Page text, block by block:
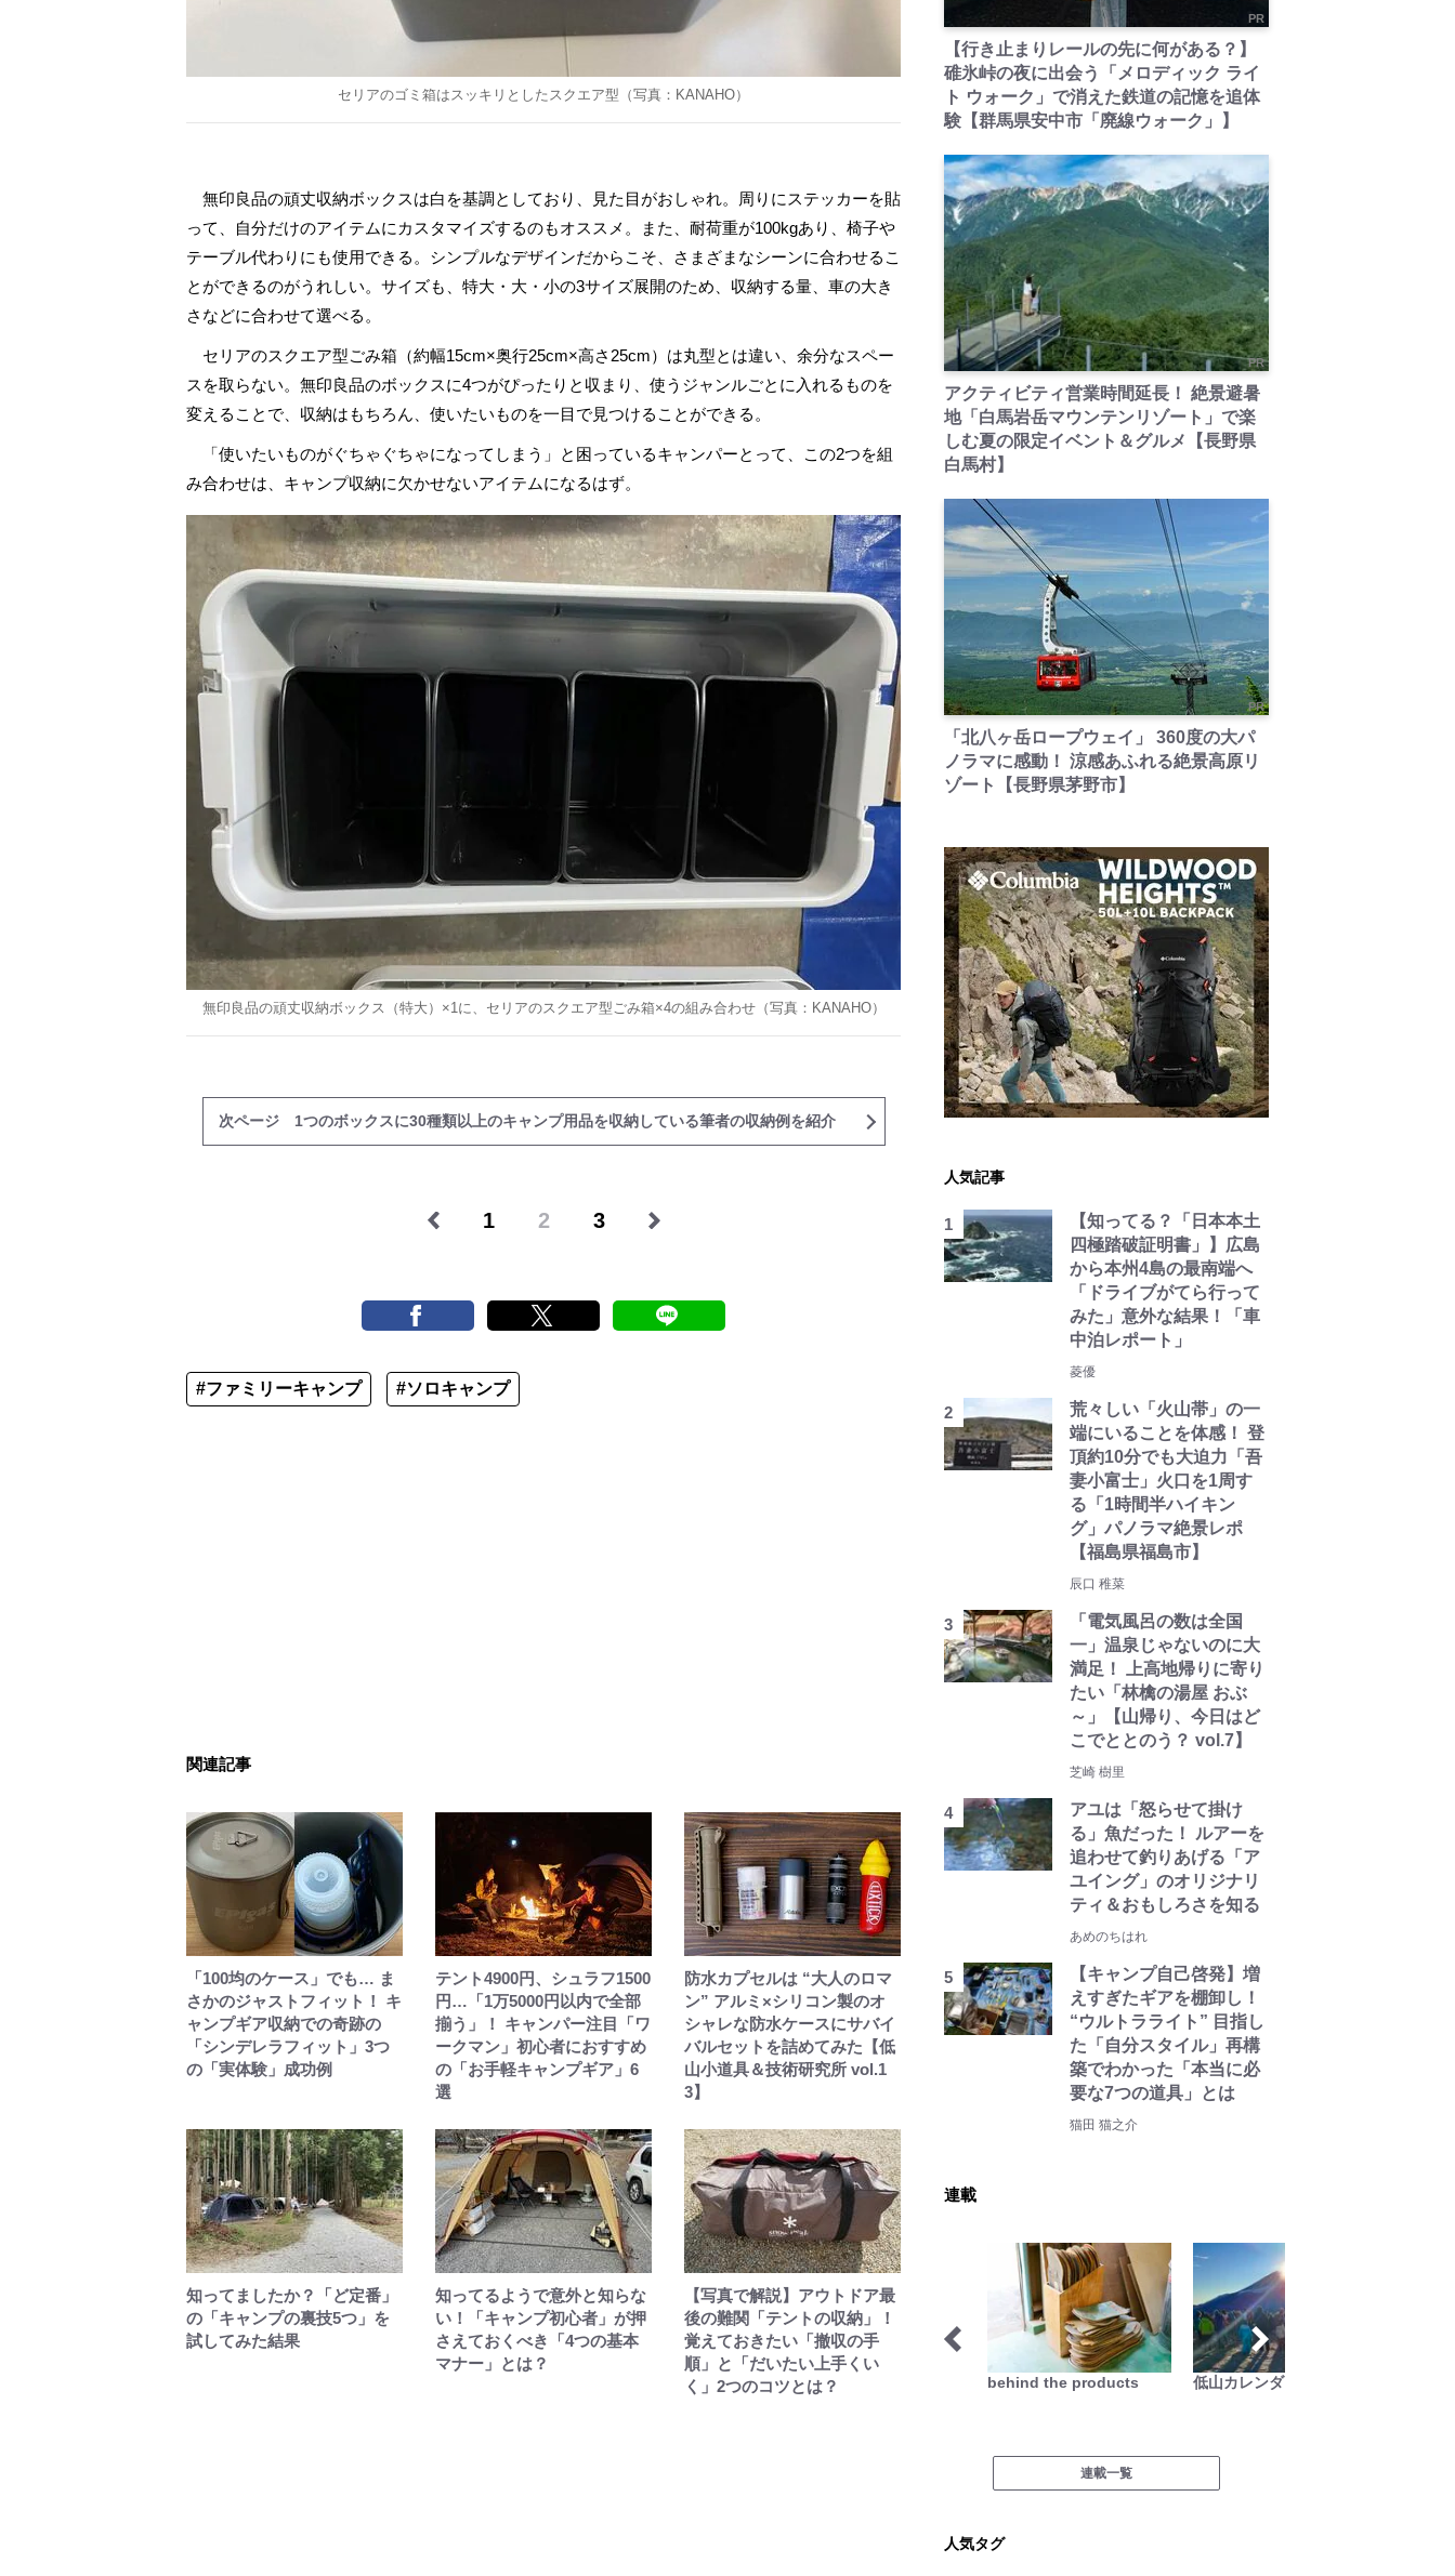
セリアのゴミ箱はスッキリとしたスクエア型（写真： KANAHO）
無印良品の頑丈収納ボックスは白を基調としており、見た目がおしゃれ。周りにステッカーを貼
って、自分だけのアイテムにカスタマイズするのもオススメ。また、耐荷重が100kgあり、椅子や
テーブル代わりにも使用できる。シンプルなデザインだからこそ、さまざまなシーンに合わせるこ
とができるのがうれしい。サイズも、特大・大・小の3サイズ展開のため、収納する量、車の大き
さなどに合わせて選べる。
セリアのスクエア型ごみ箱（約幅15cm×奥行25cm×高さ25cm）は丸型とは違い、余分なスペー
スを取らない。無印良品のボックスに4つがぴったりと収まり、使うジャンルごとに入れるものを
変えることで、収納はもちろん、使いたいものを一目で見つけることができる。
「使いたいものがぐちゃぐちゃになってしまう」と困っているキャンパーとって、この2つを組
み合わせは、キャンプ収納に欠かせないアイテムになるはず。
無印良品の頑丈収納ボックス（特大）×1に、セリアのスクエア型ごみ箱×4の組み合わせ（写真： KANAHO）
次ページ 1つのボックスに30種類以上のキャンプ用品を収納している筆者の収納例を紹介
1 2 3
#ファミリーキャンプ #ソロキャンプ
関連記事
「100均のケース」でも… ま
さかのジャストフィット！ キ
ャンプギア収納での奇跡の
「シンデレラフィット」3つ
の「実体験」成功例
テント4900円、シュラフ1500
円…「1万5000円以内で全部
揃う」！ キャンパー注目「ワ
ークマン」初心者におすすめ
の「お手軽キャンプギア」6
選
防水カプセルは “大人のロマ
ン” アルミ×シリコン製のオ
シャレな防水ケースにサバイ
バルセットを詰めてみた【低
山小道具＆技術研究所 vol.1
3】
知ってましたか？「ど定番」
の「キャンプの裏技5つ」を
試してみた結果
知ってるようで意外と知らな
い！「キャンプ初心者」が押
さえておくべき「4つの基本
マナー」とは？
【写真で解説】アウトドア最
後の難関「テントの収納」！
覚えておきたい「撤収の手
順」と「だいたい上手くい
く」2つのコツとは？
PR
【行き止まりレールの先に何がある？】
碓氷峠の夜に出会う「メロディック ライ
ト ウォーク」で消えた鉄道の記憶を追体
験【群馬県安中市「廃線ウォーク」】
PR
アクティビティ営業時間延長！ 絶景避暑
地「白馬岩岳マウンテンリゾート」で楽
しむ夏の限定イベント＆グルメ【長野県
白馬村】
PR
「北八ヶ岳ロープウェイ」 360度の大パ
ノラマに感動！ 涼感あふれる絶景高原リ
ゾート【長野県茅野市】
人気記事
【知ってる？「日本本土
四極踏破証明書」】広島
から本州4島の最南端へ
「ドライブがてら行って
みた」意外な結果！「車
中泊レポート」
菱優
荒々しい「火山帯」の一
端にいることを体感！ 登
頂約10分でも大迫力「吾
妻小富士」火口を1周す
る「1時間半ハイキン
グ」パノラマ絶景レポ
【福島県福島市】
辰口 稚菜
「電気風呂の数は全国
一」温泉じゃないのに大
満足！ 上高地帰りに寄り
たい「林檎の湯屋 おぶ
～」【山帰り、今日はど
こでととのう？ vol.7】
芝崎 樹里
アユは「怒らせて掛け
る」魚だった！ ルアーを
追わせて釣りあげる「ア
ユイング」のオリジナリ
ティ＆おもしろさを知る
あめのちはれ
【キャンプ自己啓発】増
えすぎたギアを棚卸し！
“ウルトラライト” 目指し
た「自分スタイル」再構
築でわかった「本当に必
要な7つの道具」とは
猫田 猫之介
連載
behind the products 低山カレンダー 関西おみくじジャーニー
連載一覧
人気タグ